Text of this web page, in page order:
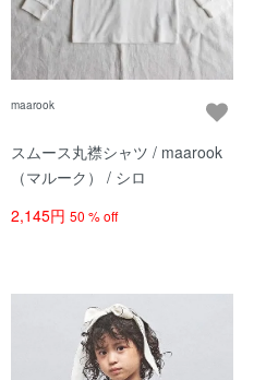
maarook
スムース丸襟シャツ / maarook
（マルーク） / シロ
2,145円 50 % off